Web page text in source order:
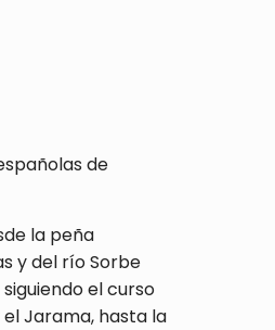
de
la peña
y del río Sorbe
el curso
Jarama, hasta la